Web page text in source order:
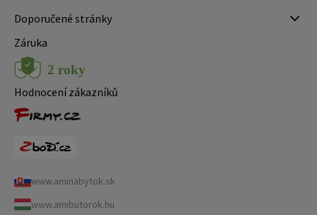
Doporučené stránky
Záruka
Hodnocení zákazníků
www.aminabytok.sk
www.amibutorok.hu